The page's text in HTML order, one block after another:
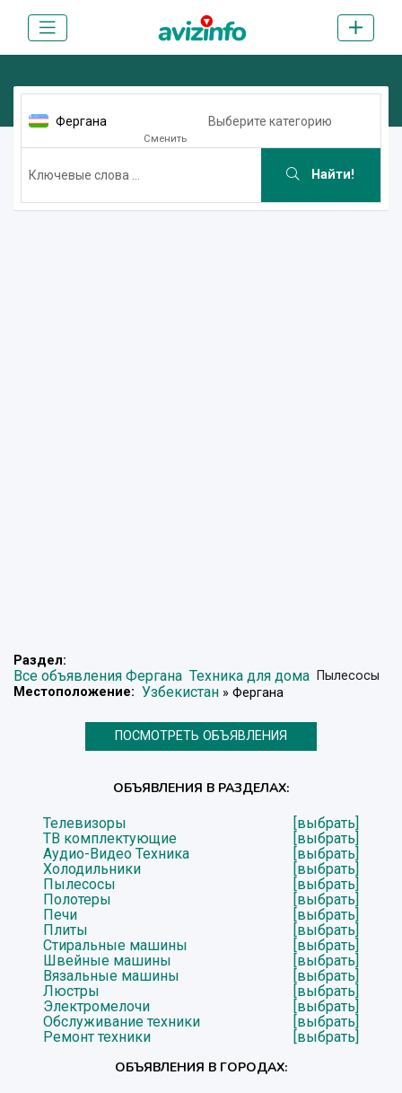
Фергана
Сменить
Выберите категорию
Найти!
Раздел:
Все объявления Фергана Техника для дома Пылесосы
Местоположение: Узбекистан » Фергана
ПОСМОТРЕТЬ ОБЪЯВЛЕНИЯ
ОБЪЯВЛЕНИЯ В РАЗДЕЛАХ:
Телевизоры
[выбрать]
ТВ комплектующие
[выбрать]
Аудио-Видео Техника
[выбрать]
Холодильники
[выбрать]
Пылесосы
[выбрать]
Полотеры
[выбрать]
Печи
[выбрать]
Плиты
[выбрать]
Стиральные машины
[выбрать]
Швейные машины
[выбрать]
Вязальные машины
[выбрать]
Люстры
[выбрать]
Электромелочи
[выбрать]
Обслуживание техники
[выбрать]
Ремонт техники
[выбрать]
ОБЪЯВЛЕНИЯ В ГОРОДАХ: